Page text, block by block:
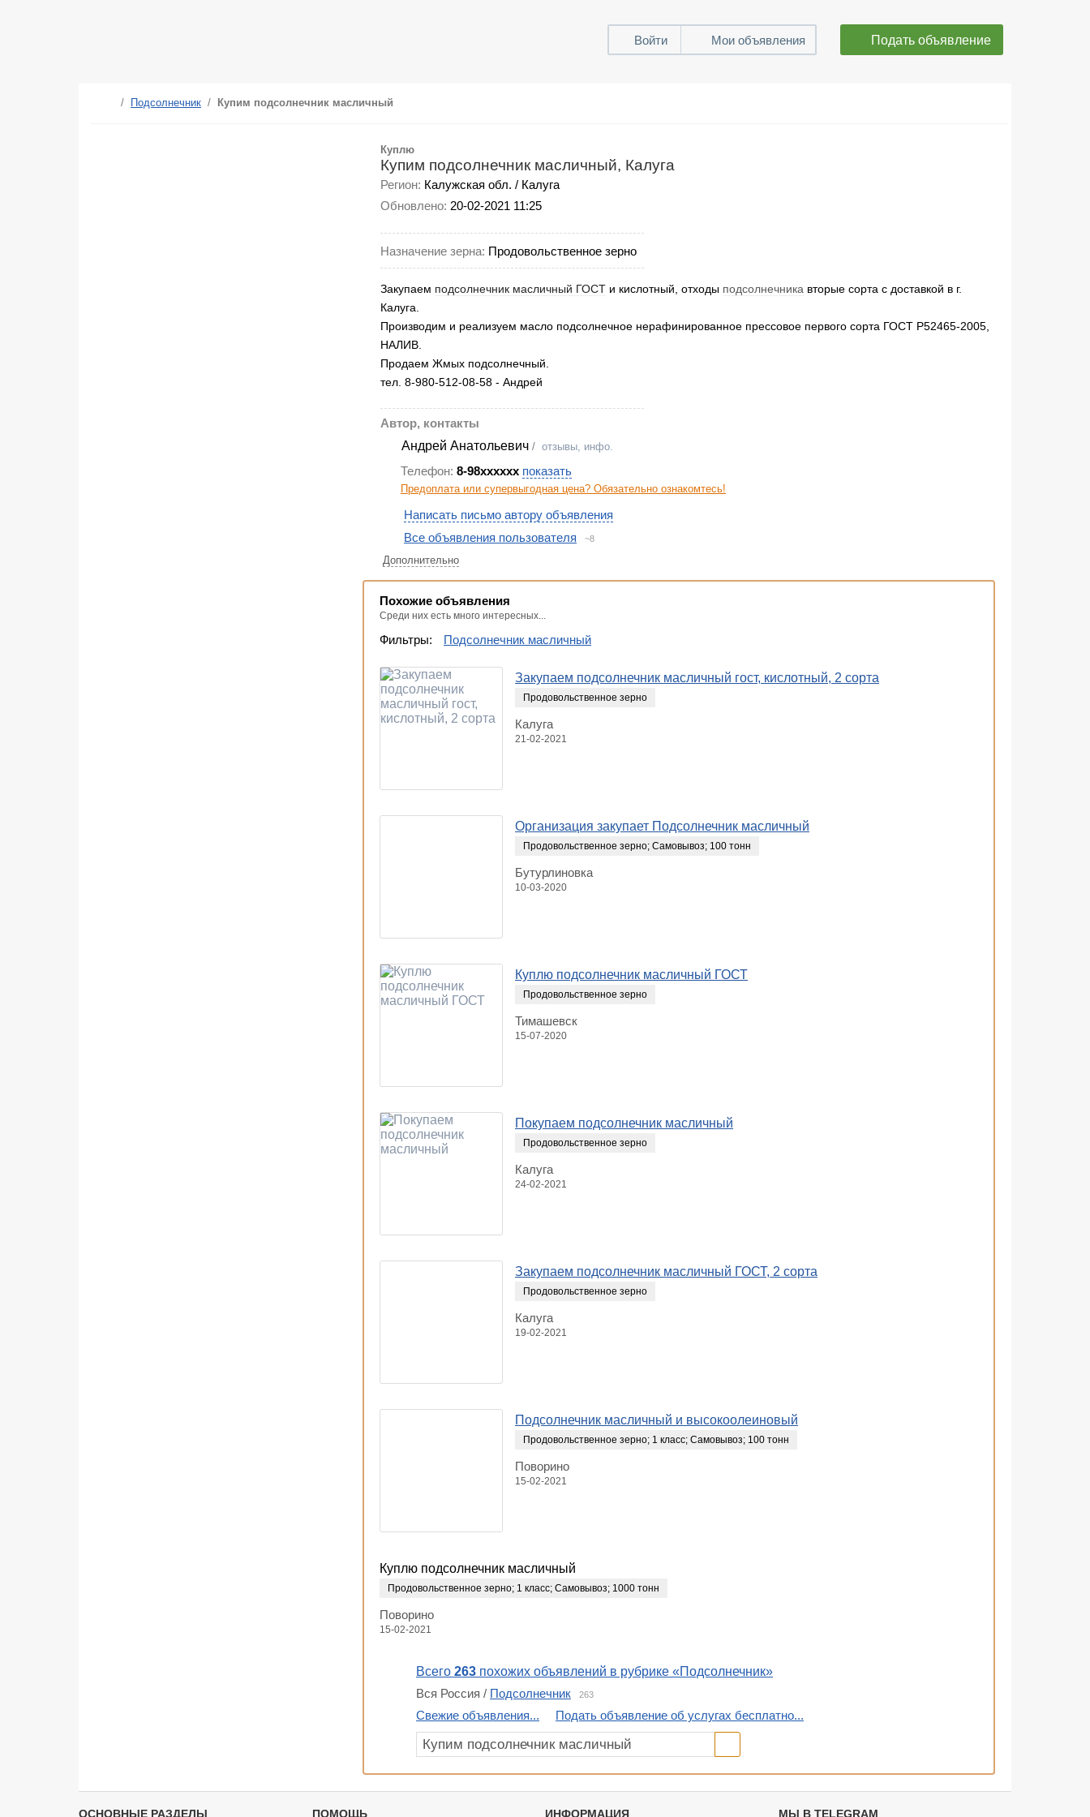
Войти Мои объявления Подать объявление
/ Подсолнечник / Купим подсолнечник масличный
Куплю
Купим подсолнечник масличный, Калуга
Регион: Калужская обл. / Калуга
Обновлено: 20-02-2021 11:25
Назначение зерна: Продовольственное зерно
Закупаем подсолнечник масличный ГОСТ и кислотный, отходы подсолнечника вторые сорта с доставкой в г.
Калуга.
Производим и реализуем масло подсолнечное нерафинированное прессовое первого сорта ГОСТ Р52465-2005,
НАЛИВ.
Продаем Жмых подсолнечный.
тел. 8-980-512-08-58 - Андрей
Автор, контакты
Андрей Анатольевич / отзывы, инфо.
Телефон: 8-98xxxxxx показать
Предоплата или супервыгодная цена? Обязательно ознакомтесь!
Написать письмо автору объявления
Все объявления пользователя
~8
Дополнительно
Похожие объявления
Среди них есть много интересных...
Фильтры: Подсолнечник масличный
Закупаем подсолнечник масличный гост, кислотный, 2 сорта
Продовольственное зерно
Калуга
21-02-2021
Организация закупает Подсолнечник масличный
Продовольственное зерно; Самовывоз; 100 тонн
Бутурлиновка
10-03-2020
Куплю подсолнечник масличный ГОСТ
Продовольственное зерно
Тимашевск
15-07-2020
Покупаем подсолнечник масличный
Продовольственное зерно
Калуга
24-02-2021
Закупаем подсолнечник масличный ГОСТ, 2 сорта
Продовольственное зерно
Калуга
19-02-2021
Подсолнечник масличный и высокоолеиновый
Продовольственное зерно; 1 класс; Самовывоз; 100 тонн
Поворино
15-02-2021
Куплю подсолнечник масличный
Продовольственное зерно; 1 класс; Самовывоз; 1000 тонн
Поворино
15-02-2021
Всего 263 похожих объявлений в рубрике «Подсолнечник»
Вся Россия / Подсолнечник 263
Свежие объявления... Подать объявление об услугах бесплатно...
ОСНОВНЫЕ РАЗДЕЛЫ ПОМОЩЬ ИНФОРМАЦИЯ МЫ В TELEGRAM